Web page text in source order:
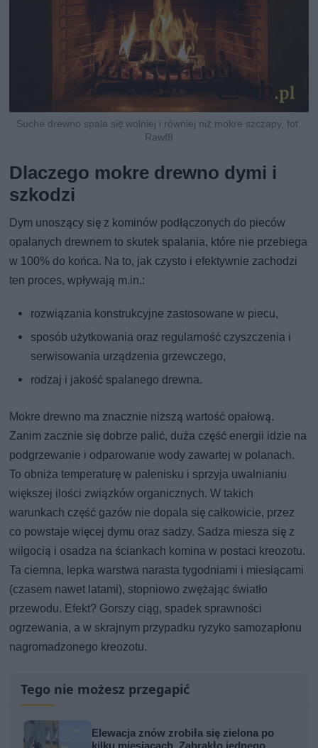
Suche drewno spala się wolniej i równiej niż mokre szczapy, fot.
Rawf8
Dlaczego mokre drewno dymi i
szkodzi
Dym unoszący się z kominów podłączonych do pieców
opalanych drewnem to skutek spalania, które nie przebiega
w 100% do końca. Na to, jak czysto i efektywnie zachodzi
ten proces, wpływają m.in.:
rozwiązania konstrukcyjne zastosowane w piecu,
sposób użytkowania oraz regularność czyszczenia i
serwisowania urządzenia grzewczego,
rodzaj i jakość spalanego drewna.
Mokre drewno ma znacznie niższą wartość opałową.
Zanim zacznie się dobrze palić, duża część energii idzie na
podgrzewanie i odparowanie wody zawartej w polanach.
To obniża temperaturę w palenisku i sprzyja uwalnianiu
większej ilości związków organicznych. W takich
warunkach część gazów nie dopala się całkowicie, przez
co powstaje więcej dymu oraz sadzy. Sadza miesza się z
wilgocią i osadza na ściankach komina w postaci kreozotu.
Ta ciemna, lepka warstwa narasta tygodniami i miesiącami
(czasem nawet latami), stopniowo zwężając światło
przewodu. Efekt? Gorszy ciąg, spadek sprawności
ogrzewania, a w skrajnym przypadku ryzyko samozapłonu
nagromadzonego kreozotu.
Tego nie możesz przegapić
Elewacja znów zrobiła się zielona po